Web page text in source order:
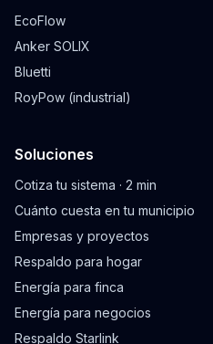
EcoFlow
Anker SOLIX
Bluetti
RoyPow (industrial)
Soluciones
Cotiza tu sistema · 2 min
Cuánto cuesta en tu municipio
Empresas y proyectos
Respaldo para hogar
Energía para finca
Energía para negocios
Respaldo Starlink